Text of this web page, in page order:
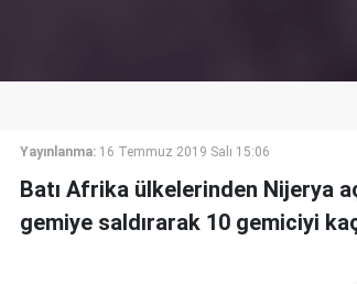
Yayınlanma: 16 Temmuz 2019 Salı 15:06
Batı Afrika ülkelerinden Nijerya
gemiye saldırarak 10 gemiciyi